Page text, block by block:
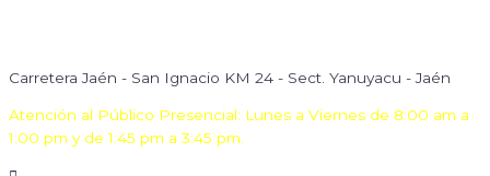
Carretera Jaén - San Ignacio KM 24 - Sect. Yanuyacu - Jaén
Atención al Público Presencial: Lunes a Viernes de 8:00 am a
1:00 pm y de 1:45 pm a 3:45 pm.